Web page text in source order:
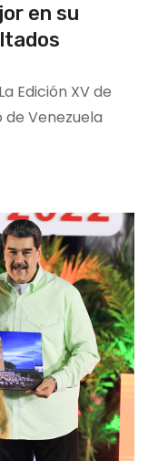
en su
Edición XV de
Venezuela